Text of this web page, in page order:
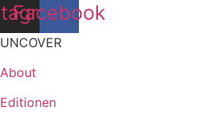
Facebook
UNCOVER
About
Editionen